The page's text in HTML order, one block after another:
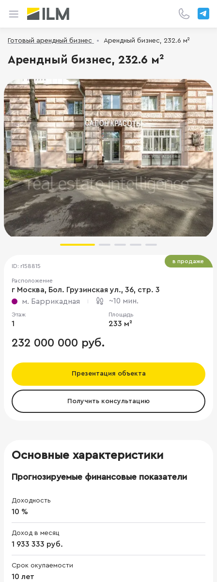
Готовый арендный бизнес Арендный бизнес, 232.6 м²
Арендный бизнес, 232.6 м²
ID: r158815
Расположение
г Москва, Бол. Грузинская ул., 36, стр. 3
м. Баррикадная
~10 мин.
Этаж
1
Площадь
233 м²
232 000 000 руб.
Презентация объекта
Получить консультацию
в продаже
Основные характеристики
Прогнозируемые финансовые показатели
Доходность
10 %
Доход в месяц
1 933 333 руб.
Срок окупаемости
10 лет